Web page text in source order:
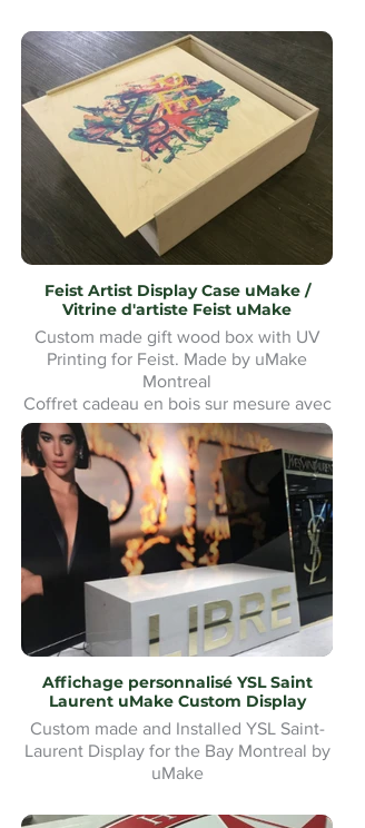
Feist Artist Display Case uMake /
Vitrine d'artiste Feist uMake
Custom made gift wood box with UV
Printing for Feist. Made by uMake
Montreal
Coffret cadeau en bois sur mesure avec
impression UV pour Feist. Fabriqué par
uMake Montréal
Affichage personnalisé YSL Saint
Laurent uMake Custom Display
Custom made and Installed YSL Saint-
Laurent Display for the Bay Montreal by
uMake
Présentoir YSL Saint-Laurent sur mesure